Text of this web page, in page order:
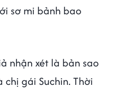
sơ mi bảnh bao
nhận xét là bản sao
gái Suchin. Thời